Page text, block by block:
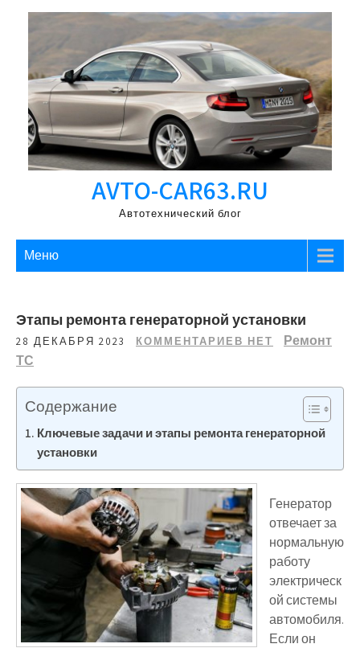
Перейти
содержимому
AVTO-CAR63.RU
Автотехнический блог
Меню
Этапы ремонта генераторной установки
28 ДЕКАБРЯ 2023 КОММЕНТАРИЕВ НЕТ
Ремонт
ТС
Содержание
Ключевые задачи и этапы ремонта генераторной
установки
Генератор
отвечает за
нормальную
работу
электрическ
ой системы
автомобиля.
Если он